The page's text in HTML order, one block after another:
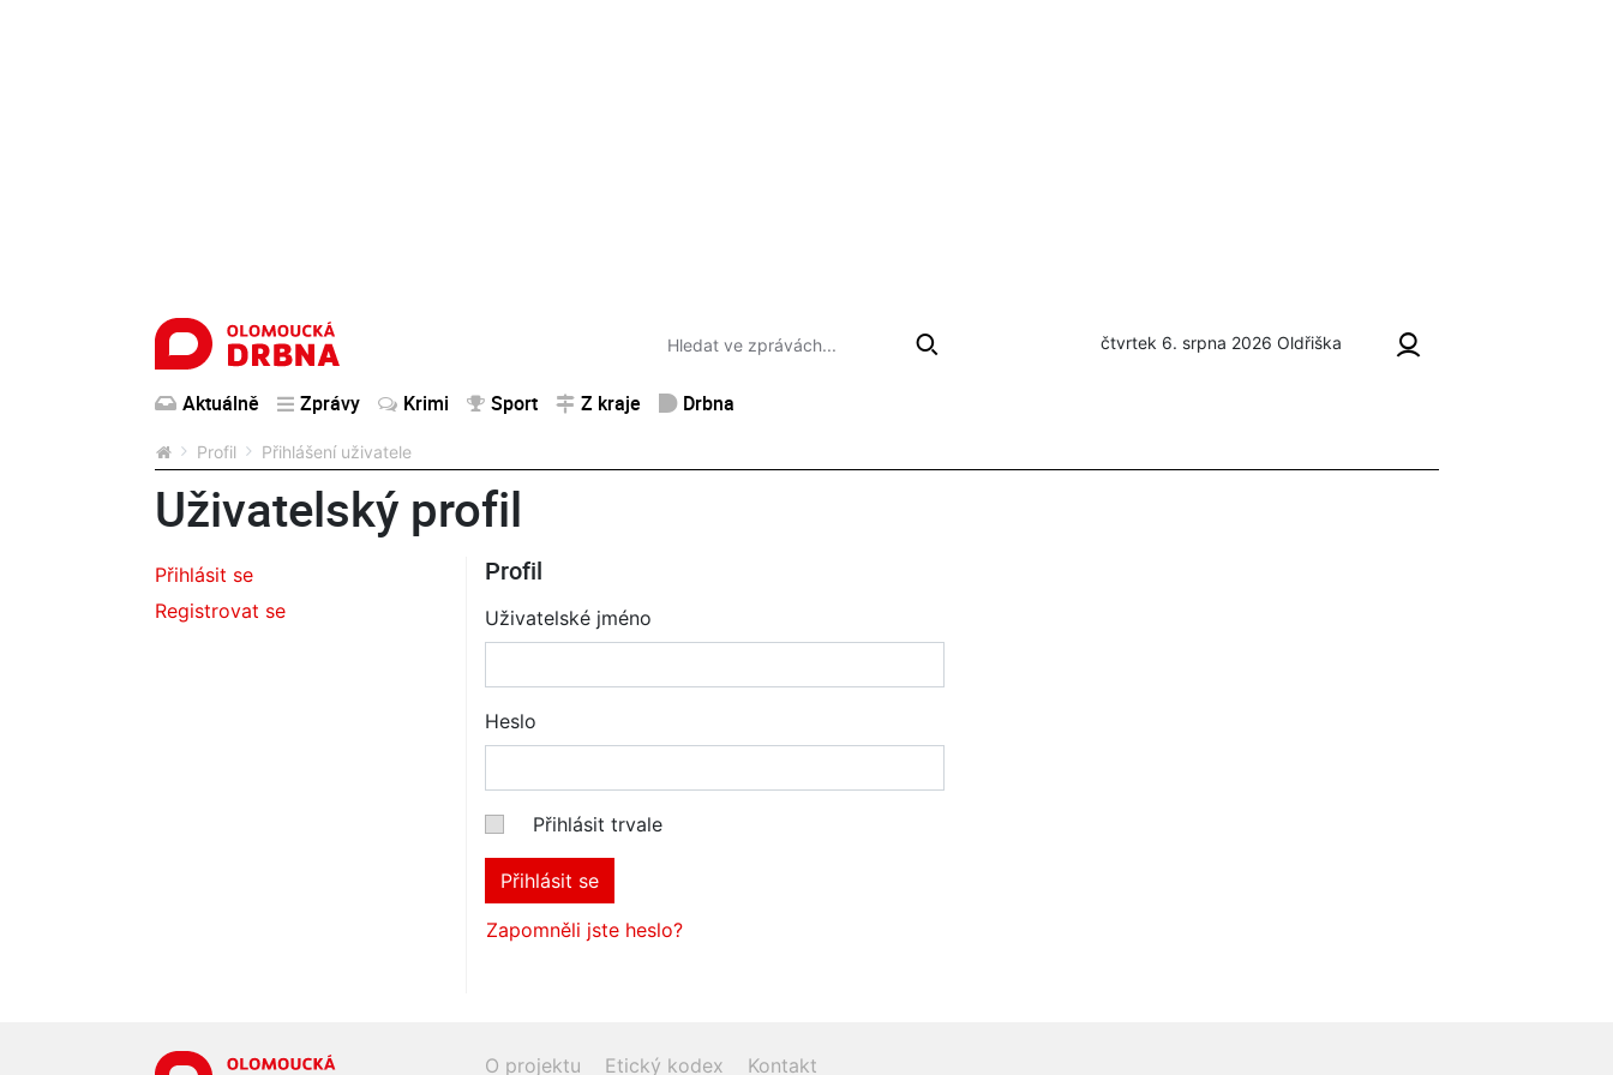
čtvrtek 6. srpna 2026 Oldřiška
Aktuálně Zprávy Krimi Sport Z kraje Drbna
Profil Přihlášení uživatele
Uživatelský profil
Přihlásit se
Registrovat se
Profil
Uživatelské jméno
Heslo
Přihlásit trvale
Přihlásit se
Zapomněli jste heslo?
O projektu Etický kodex Kontakt